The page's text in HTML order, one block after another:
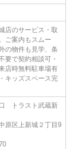
店のサービス・取
ご案内もスムー
の物件も見学、条
要で契約相談可・
店時無料駐車場有
キッズスペース完
トラスト武蔵新
原区上新城２丁目9